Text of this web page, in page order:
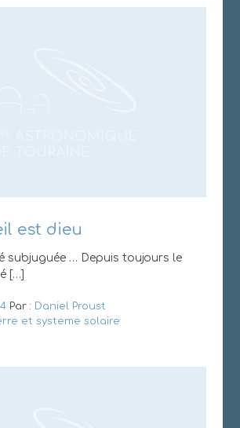
est dieu
subjuguée … Depuis toujours le
[…]
Par : Daniel Proust
et systeme solaire